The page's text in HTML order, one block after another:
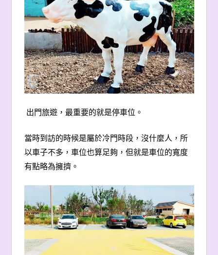
出門旅遊，最重要的就是停車位。
當時到訪的時候是屬於冷門時段，沒什麼人，所
以車子不多，車位也算足夠，但就是車位的寬度
有點略為擁擠。